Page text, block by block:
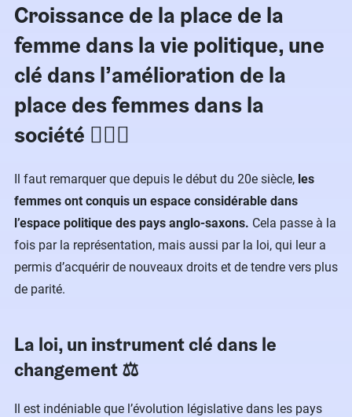
Croissance de la place de la
femme dans la vie politique, une
clé dans l’amélioration de la
place des femmes dans la
société 👩🏽‍⚖️
Il faut remarquer que depuis le début du 20e siècle, les
femmes ont conquis un espace considérable dans
l’espace politique des pays anglo-saxons. Cela passe à la
fois par la représentation, mais aussi par la loi, qui leur a
permis d’acquérir de nouveaux droits et de tendre vers plus
de parité.
La loi, un instrument clé dans le
changement ⚖️
Il est indéniable que l’évolution législative dans les pays